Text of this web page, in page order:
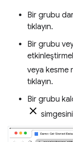
Bir grubu
tıklayın.
Bir grubu
veya kesme
tıklayın.
Bir grubu
simgesini